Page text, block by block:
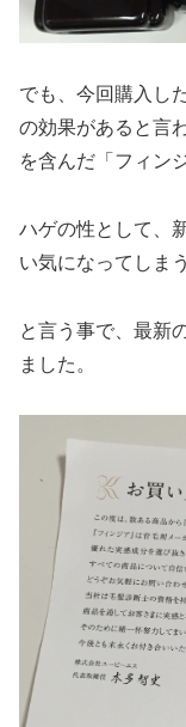
でも、今回購入し
の効果があると言
を含んだ「フィン
ハゲの性として、
い気になってしま
と言う事で、最新
ました。